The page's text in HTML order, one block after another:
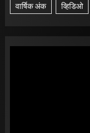
वार्षिक अंक व्हिडिओ